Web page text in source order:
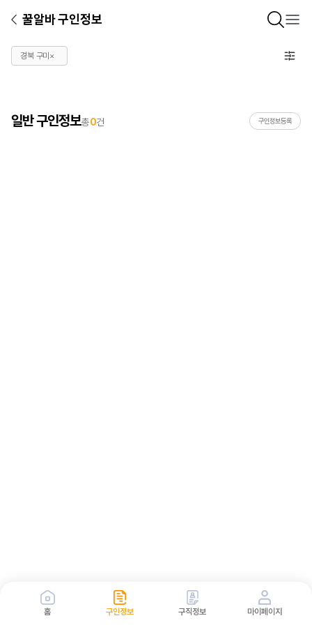
꿀알바 구인정보
경북 구미 ×
일반 구인정보총0건 구인정보등록
홈 구인정보 구직정보 마이페이지